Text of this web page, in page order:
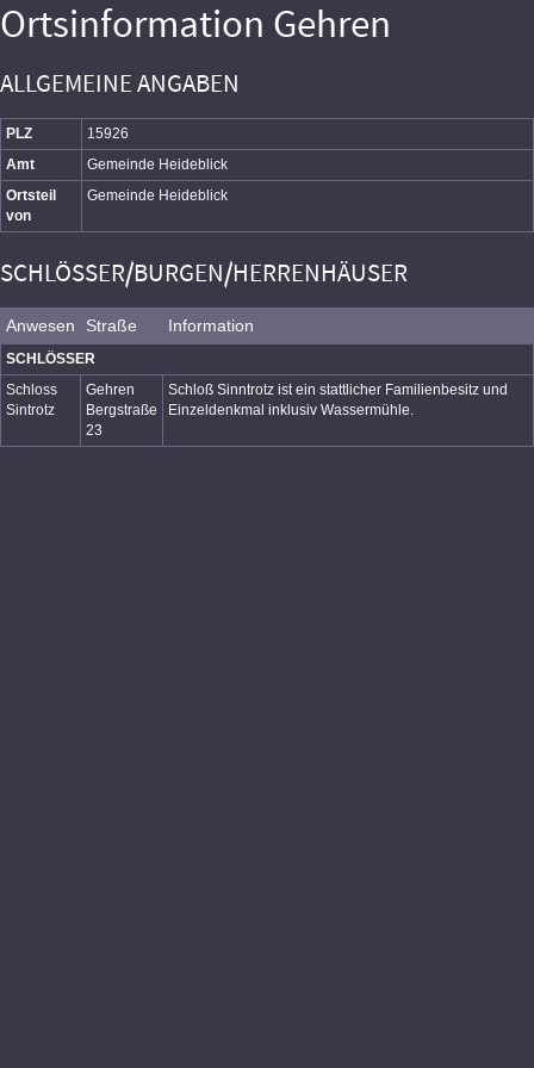
Ortsinformation Gehren
ALLGEMEINE ANGABEN
PLZ
15926
Amt
Gemeinde Heideblick
Ortsteil
von
Gemeinde Heideblick
SCHLÖSSER/BURGEN/HERRENHÄUSER
Anwesen Straße Information
SCHLÖSSER
Schloss
Sintrotz
Gehren
Bergstraße
23
Schloß Sinntrotz ist ein stattlicher Familienbesitz und
Einzeldenkmal inklusiv Wassermühle.